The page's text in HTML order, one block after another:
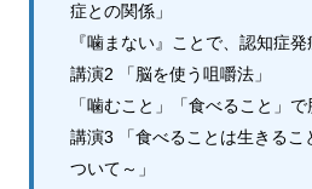
症との関係」
『噛まない』ことで、認知症
講演2 「脳を使う咀嚼法」
「噛むこと」「食べること」
講演3 「食べることは生きるこ
ついて～」